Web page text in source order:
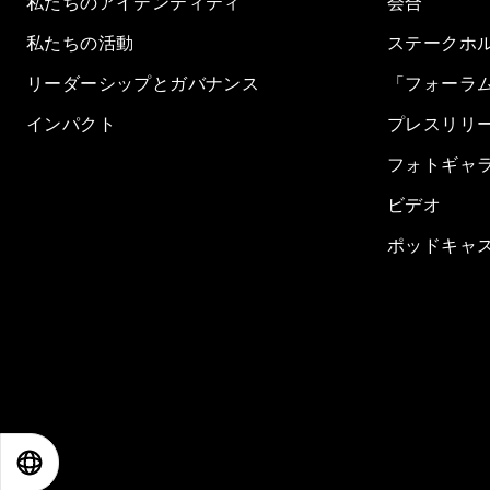
私たちの活動
リーダーシップとガバナンス
インパクト
ステークホ
「フォーラ
プレスリリ
フォトギャ
ビデオ
ポッドキャ